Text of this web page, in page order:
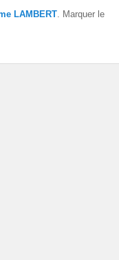
LAMBERT . Marquer le